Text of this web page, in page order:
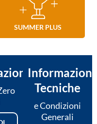
SUMMER PLUS
Informazioni
Tecniche
e Condizioni
Generali